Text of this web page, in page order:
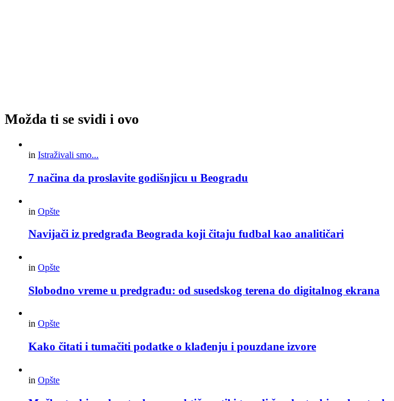
Možda ti se svidi i ovo
in Istraživali smo...
7 načina da proslavite godišnjicu u Beogradu
in Opšte
Navijači iz predgrađa Beograda koji čitaju fudbal kao analitičari
in Opšte
Slobodno vreme u predgrađu: od susedskog terena do digitalnog ekrana
in Opšte
Kako čitati i tumačiti podatke o klađenju i pouzdane izvore
in Opšte